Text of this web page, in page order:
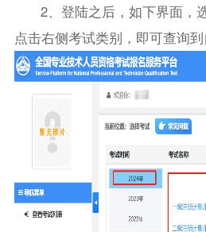
2、登陆之后，如下界面，
点击右侧考试类别，即可查询到